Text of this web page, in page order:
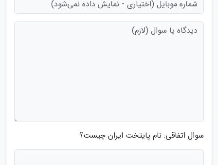
سوال اتفاقی: نام پایتخت ایران چیست؟